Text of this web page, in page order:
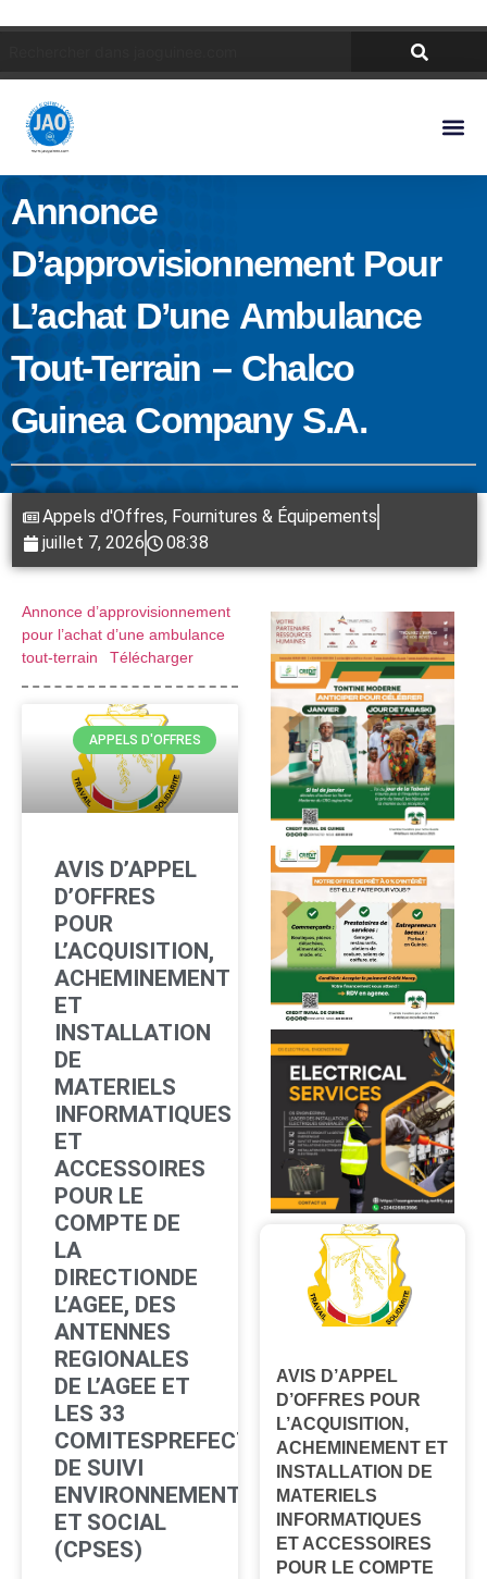
Annonce
D’approvisionnement Pour
L’achat D’une Ambulance
Tout-Terrain – Chalco
Guinea Company S.A.
Appels d'Offres, Fournitures & Équipements
juillet 7, 2026
08:38
Annonce d’approvisionnement
pour l’achat d’une ambulance
tout-terrain
Télécharger
APPELS D'OFFRES
AVIS D’APPEL
D’OFFRES
POUR
L’ACQUISITION,
ACHEMINEMENT
ET
INSTALLATION
DE
MATERIELS
INFORMATIQUES
ET
ACCESSOIRES
POUR LE
COMPTE DE
LA
DIRECTIONDE
L’AGEE, DES
ANTENNES
REGIONALES
DE L’AGEE ET
LES 33
COMITESPREFECTORAUX
DE SUIVI
ENVIRONNEMENTAL
ET SOCIAL
(CPSES)
AVIS D’APPEL
D’OFFRES POUR
L’ACQUISITION,
ACHEMINEMENT ET
INSTALLATION DE
MATERIELS
INFORMATIQUES
ET ACCESSOIRES
POUR LE COMPTE